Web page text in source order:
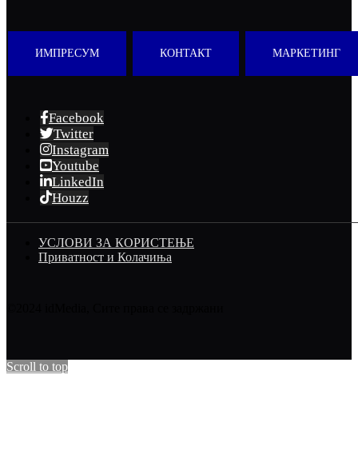
ИМПРЕСУМ КОНТАКТ МАРКЕТИНГ
Facebook
Twitter
Instagram
Youtube
LinkedIn
Houzz
УСЛОВИ ЗА КОРИСТЕЊЕ
Приватност и Колачиња
Scroll to top